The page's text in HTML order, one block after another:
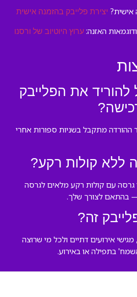
אישית? יצירת פלייבק בהזמנה אישית
האזנה: ערוץ היוטיוב של ורסנו
להוריד את הפלייבק
ההורדה מתקבל בשניות ספורות אחרי
ללא קולות רקע?
גרסה עם קולות רקע מלאים לגרסה
— בהתאם לצורך שלך.
זה?
אירועים דתיים ולכל מי שרוצה
בתפילה או באירוע.